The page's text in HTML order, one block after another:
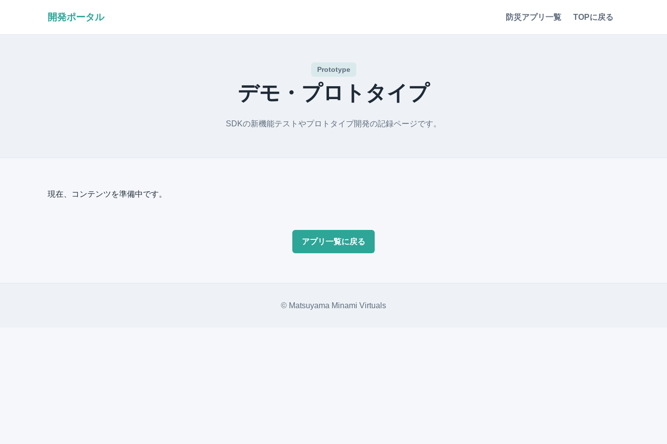
開発ポータル 防災アプリ一覧 TOPに戻る
Prototype
デモ・プロトタイプ
SDKの新機能テストやプロトタイプ開発の記録ページです。
現在、コンテンツを準備中です。
アプリ一覧に戻る
© Matsuyama Minami Virtuals